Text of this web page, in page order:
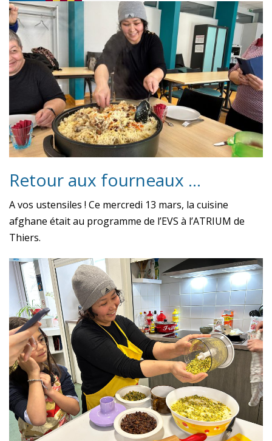
Retour aux fourneaux …
A vos ustensiles ! Ce mercredi 13 mars, la cuisine
afghane était au programme de l’EVS à l’ATRIUM de
Thiers.